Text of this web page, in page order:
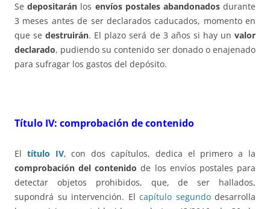
Sedepositarán los envíos postales abandonadosdurante
3 meses antes de ser declarados caducados, momento en
que sedestruirán. El plazo será de 3 años si hay unvalor
declarado, pudiendo su contenido ser donado o enajenado
para sufragar los gastos del depósito.
Título IV: comprobación de contenido
El título IV, con dos capítulos, dedica el primero a la
comprobación del contenido de los envíos postales para
detectar objetos prohibidos, que, de ser hallados,
supondrá su intervención. El capítulo segundodesarrolla